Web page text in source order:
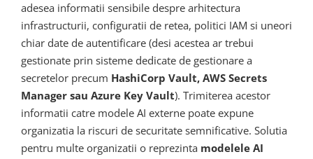
adesea informatii sensibile despre arhitectura
infrastructurii, configuratii de retea, politici IAM si uneori
chiar date de autentificare (desi acestea ar trebui
gestionate prin sisteme dedicate de gestionare a
secretelor precum HashiCorp Vault, AWS Secrets
Manager sau Azure Key Vault). Trimiterea acestor
informatii catre modele AI externe poate expune
organizatia la riscuri de securitate semnificative. Solutia
pentru multe organizatii o reprezinta modelele AI